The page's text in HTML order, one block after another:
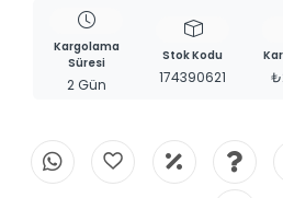
Kargolama
Süresi
2 Gün
Stok Kodu
174390621